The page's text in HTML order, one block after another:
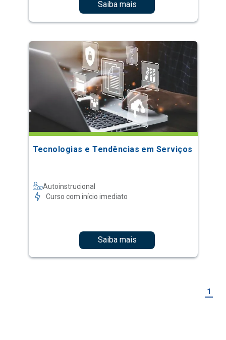
Saiba mais
Tecnologias e Tendências em Serviços
Autoinstrucional
Curso com início imediato
Saiba mais
1